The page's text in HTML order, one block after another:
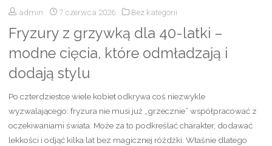
wysokości
bateria
prysznicowa?
wysokość
admin 7 czerwca 2026 Bez kategorii
Fryzury z grzywką dla 40-latki –
modne cięcia, które odmładzają i
dodają stylu
Po czterdziestce wiele kobiet odkrywa coś niezwykle
wyzwalającego: fryzura nie musi już „grzecznie” współpracować z
oczekiwaniami świata. Może za to podkreślać charakter, dodawać
lekkości i odjąć kilka lat bez magicznej różdżki. Właśnie dlatego